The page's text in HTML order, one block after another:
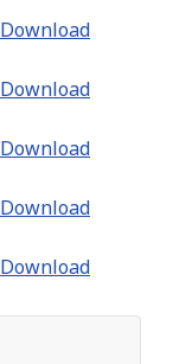
Download
Download
Download
Download
Download